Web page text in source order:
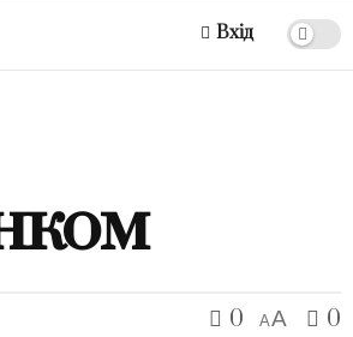
Вхід
0 AA 0